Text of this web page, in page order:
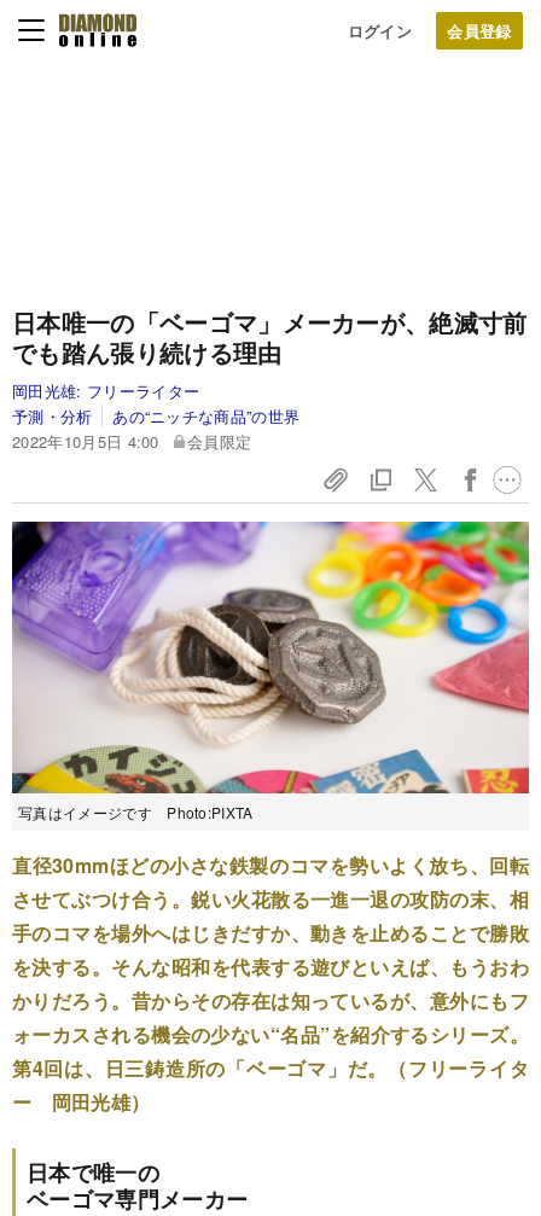
ログイン
日本唯一の「ベーゴマ」メーカーが、絶滅寸前
でも踏ん張り続ける理由
岡田光雄: フリーライター
予測・分析
あの“ニッチな商品”の世界
2022年10月5日 4:00
会員限定
写真はイメージです Photo:PIXTA
直径30mmほどの小さな鉄製のコマを勢いよく放ち、回転
させてぶつけ合う。鋭い火花散る一進一退の攻防の末、相
手のコマを場外へはじきだすか、動きを止めることで勝敗
を決する。そんな昭和を代表する遊びといえば、もうおわ
かりだろう。昔からその存在は知っているが、意外にもフ
ォーカスされる機会の少ない“名品”を紹介するシリーズ。
第4回は、日三鋳造所の「ベーゴマ」だ。（フリーライタ
ー 岡田光雄）
日本で唯一の
ベーゴマ専門メーカー